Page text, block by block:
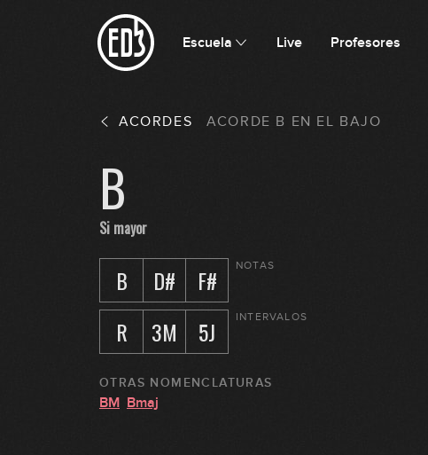
Escuela Live Profesores
ACORDES ACORDE B EN EL BAJO
B
Si mayor
B D# F# NOTAS
R 3M 5J INTERVALOS
OTRAS NOMENCLATURAS
BM Bmaj